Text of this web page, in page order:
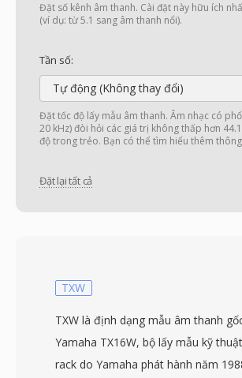
Đặt số kênh âm thanh. Cài đặt này hữu ích
(ví dụ: từ 5.1 sang âm thanh nổi).
Tần số:
Tự động (Không thay đổi)
Đặt tốc độ lấy mẫu âm thanh. Âm nhạc có
20 kHz) đòi hỏi các giá trị không thấp hơn
độ trong trẻo. Bạn có thể tìm hiểu thêm
Đặt lại tất cả
TXW
TXW là định dạng mẫu âm thanh
Yamaha TX16W, bộ lấy mẫu kỹ
rack do Yamaha phát hành năm